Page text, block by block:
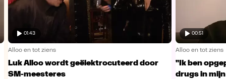
01:43
Alloo en tot ziens
Luk Alloo wordt geëlektrocuteerd door
SM-meesteres
00:51
Alloo en tot ziens
"Ik ben
drugs in